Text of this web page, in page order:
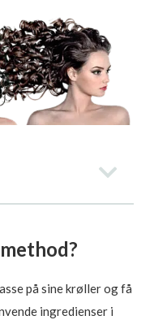
på sine krøller og få
ingredienser i